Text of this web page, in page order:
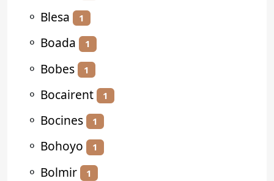
⚬ Blesa 1
⚬ Boada 1
⚬ Bobes 1
⚬ Bocairent 1
⚬ Bocines 1
⚬ Bohoyo 1
⚬ Bolmir 1